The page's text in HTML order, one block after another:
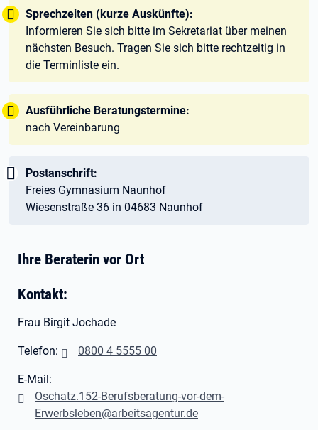
Tipp:
Sprechzeiten (kurze Auskünfte):
Informieren Sie sich bitte im Sekretariat über meinen
nächsten Besuch. Tragen Sie sich bitte rechtzeitig in
die Terminliste ein.
Tipp:
Ausführliche Beratungstermine:
nach Vereinbarung
Wichtig:
Postanschrift:
Freies Gymnasium Naunhof
Wiesenstraße 36 in 04683 Naunhof
Ihre Beraterin vor Ort
Kontakt:
Frau Birgit Jochade
Telefon: 0800 4 5555 00
E-Mail:
Oschatz.152-Berufsberatung-vor-dem-
Erwerbsleben@arbeitsagentur.de